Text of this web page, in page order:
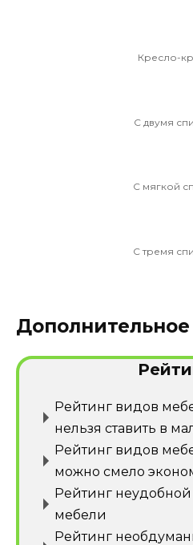
Кресло-
С двумя
С мягкой
С тремя
Рейтинг видов
нельзя ставить в
Рейтинг видов
можно смело
Рейтинг неудобной
мебели
Рейтинг